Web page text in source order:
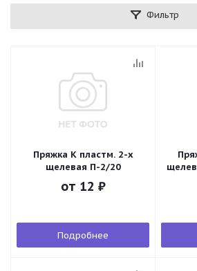
Фильтр
Пряжка К пластм. 2-х
щелевая П-2/20
от 12 ₽
Подробнее